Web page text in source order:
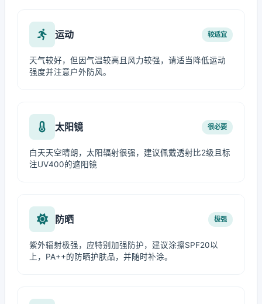
运动 较适宜
天气较好，但因气温较高且风力较强，请适当降低运动
强度并注意户外防风。
太阳镜 很必要
白天天空晴朗，太阳辐射很强，建议佩戴透射比2级且标
注UV400的遮阳镜
防晒 极强
紫外辐射极强，应特别加强防护，建议涂擦SPF20以
上，PA++的防晒护肤品，并随时补涂。